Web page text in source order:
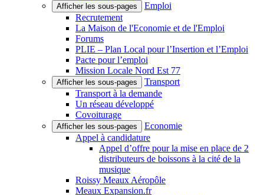
Afficher les sous-pages
Emploi
Recrutement
La Maison de l'Economie et de l'Emploi
Forums
PLIE – Plan Local pour l’Insertion et l’Emploi
Pacte pour l’emploi
Mission Locale Nord Est 77
Afficher les sous-pages
Transport
Transport à la demande
Un réseau développé
Covoiturage
Afficher les sous-pages
Economie
Appel à candidature
Appel d’offre pour la mise en place de 2
distributeurs de boissons à la cité de la
musique
Roissy Meaux Aéropôle
Meaux Expansion.fr